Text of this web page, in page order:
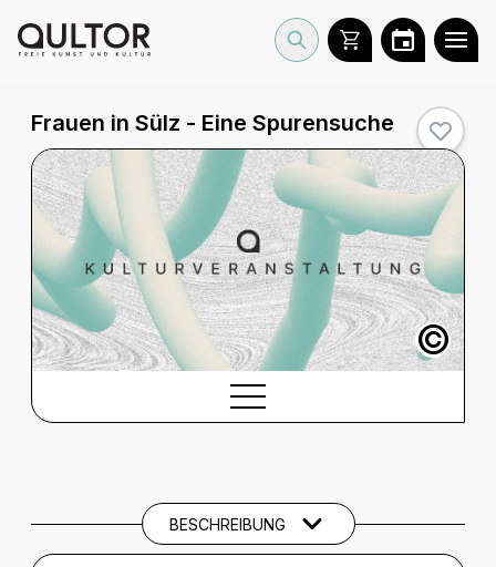
Frauen in Sülz - Eine Spurensuche
©
THEMEN UND SCHLAGWÖRTER
BESCHREIBUNG